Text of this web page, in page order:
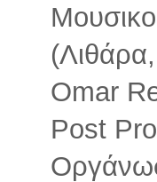
Omar
Post